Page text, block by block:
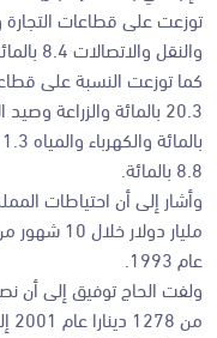
والنقل والاتصالات 8.4 بالمائة.
كما توزعت النسبة على
8.8 بالمائة.
عام 1993.
ولفت الحاج توفيق إلى أن
من 1278 دينارا عام 2001 إلى 2937 دينارا عام 2021.